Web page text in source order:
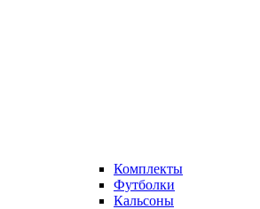
Комплекты
Футболки
Кальсоны